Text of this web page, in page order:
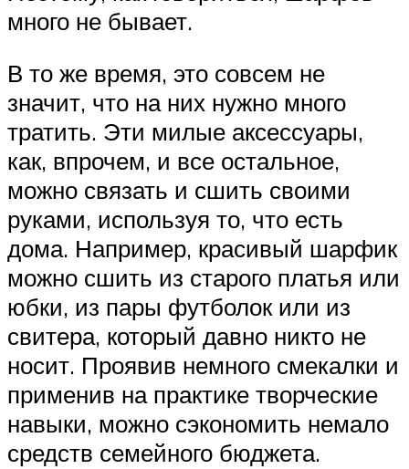
много не бывает.
В то же время, это совсем не
значит, что на них нужно много
тратить. Эти милые аксессуары,
как, впрочем, и все остальное,
можно связать и сшить своими
руками, используя то, что есть
дома. Например, красивый шарфик
можно сшить из старого платья или
юбки, из пары футболок или из
свитера, который давно никто не
носит. Проявив немного смекалки и
применив на практике творческие
навыки, можно сэкономить немало
средств семейного бюджета.